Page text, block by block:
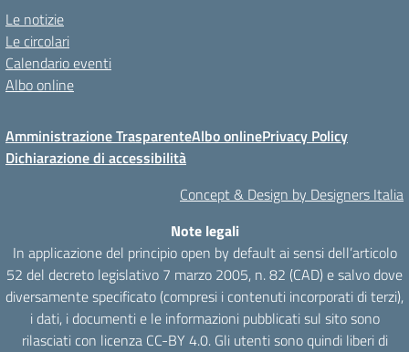
Le notizie
Le circolari
Calendario eventi
Albo online
Amministrazione TrasparenteAlbo onlinePrivacy Policy
Dichiarazione di accessibilità
Concept & Design by Designers Italia
Note legali
In applicazione del principio open by default ai sensi dell’articolo
52 del decreto legislativo 7 marzo 2005, n. 82 (CAD) e salvo dove
diversamente specificato (compresi i contenuti incorporati di terzi),
i dati, i documenti e le informazioni pubblicati sul sito sono
rilasciati con licenza CC-BY 4.0. Gli utenti sono quindi liberi di